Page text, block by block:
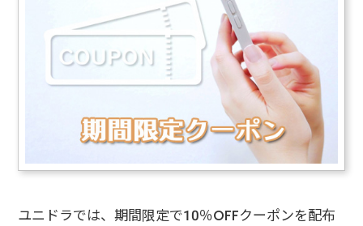
ユニドラでは、期間限定で10％OFFクーポンを配布